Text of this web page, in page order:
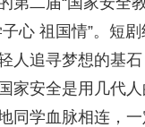
心 祖国情”。短
人追寻梦想的基
家安全是用几代
同学血脉相连，